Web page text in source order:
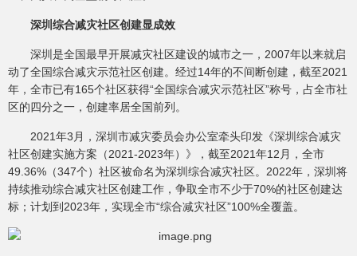
深圳综合减灾社区创建显成效
深圳是全国最早开展减灾社区建设的城市之一，2007年以来就启
动了全国综合减灾示范社区创建。经过14年的不间断创建，截至2021
年，全市已有165个社区获得“全国综合减灾示范社区”称号，占全市社
区的四分之一，创建率居全国前列。
2021年3月，深圳市减灾委员会办公室牵头印发《深圳综合减灾
社区创建实施方案（2021-2023年）》，截至2021年12月，全市
49.36%（347个）社区被命名为深圳综合减灾社区。2022年，深圳将
持续推动综合减灾社区创建工作，争取全市不少于70%的社区创建达
标；计划到2023年，实现全市“综合减灾社区”100%全覆盖。